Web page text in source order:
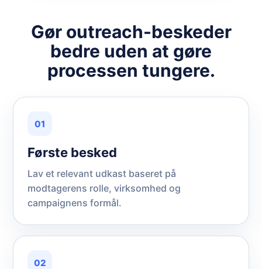
Gør outreach-beskeder
bedre uden at gøre
processen tungere.
01
Første besked
Lav et relevant udkast baseret på
modtagerens rolle, virksomhed og
campaignens formål.
02